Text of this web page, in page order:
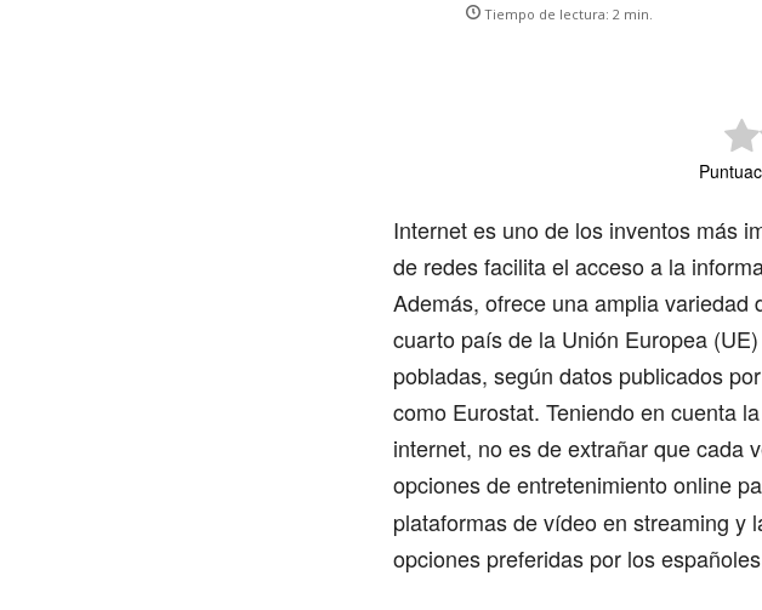
Tiempo de lectura: 2 min.
Internet es uno de los inventos más
de redes facilita el acceso a la
Además, ofrece una amplia
cuarto país de la Unión Europea
pobladas, según datos publicados
como Eurostat. Teniendo en cuenta
internet, no es de extrañar que cada
opciones de entretenimiento online
plataformas de vídeo en streaming y
opciones preferidas por los